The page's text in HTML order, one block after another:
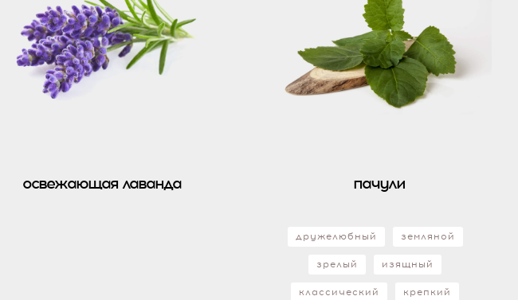
освежающая лаванда пачули
дружелюбный земляной
зрелый изящный
классический крепкий